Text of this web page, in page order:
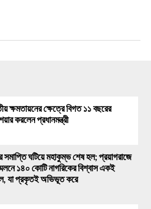
ক্ষমতায়নের ক্ষেত্রে বিগত ১১ বছরের
করলেন প্রধানমন্ত্রী
সমাপ্তি ঘটিয়ে মহাকুম্ভ শেষ হল; প্রয়াগরাজে
১৪০ কোটি নাগরিকের বিশ্বাস একই
যা প্রকৃতই অভিভূত করে